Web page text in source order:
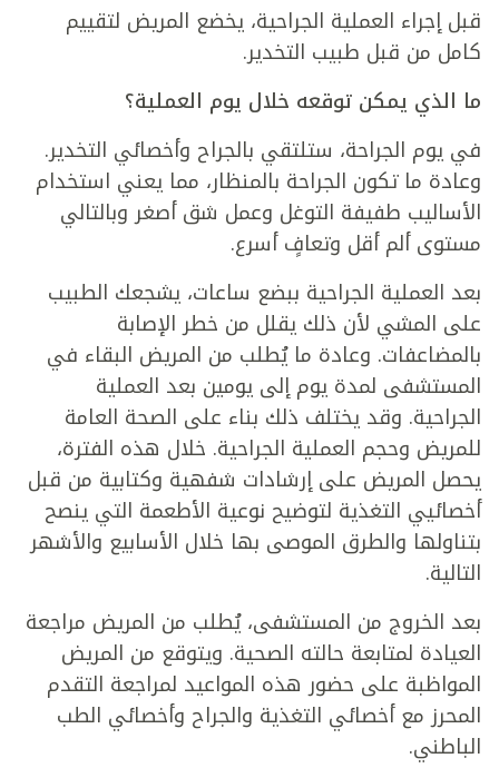
قبل إجراء العملية الجراحية، يخضع المريض لتقييم
كامل من قبل طبيب التخدير.
ما الذي يمكن توقعه خلال يوم العملية؟
في يوم الجراحة، ستلتقي بالجراح وأخصائي التخدير.
وعادة ما تكون الجراحة بالمنظار، مما يعني استخدام
الأساليب طفيفة التوغل وعمل شق أصغر وبالتالي
مستوى ألم أقل وتعافٍ أسرع.
بعد العملية الجراحية ببضع ساعات، يشجعك الطبيب
على المشي لأن ذلك يقلل من خطر الإصابة
بالمضاعفات. وعادة ما يُطلب من المريض البقاء في
المستشفى لمدة يوم إلى يومين بعد العملية
الجراحية. وقد يختلف ذلك بناء على الصحة العامة
للمريض وحجم العملية الجراحية. خلال هذه الفترة،
يحصل المريض على إرشادات شفهية وكتابية من قبل
أخصائيي التغذية لتوضيح نوعية الأطعمة التي ينصح
بتناولها والطرق الموصى بها خلال الأسابيع والأشهر
التالية.
بعد الخروج من المستشفى، يُطلب من المريض مراجعة
العيادة لمتابعة حالته الصحية. ويتوقع من المريض
المواظبة على حضور هذه المواعيد لمراجعة التقدم
المحرز مع أخصائي التغذية والجراح وأخصائي الطب
الباطني.